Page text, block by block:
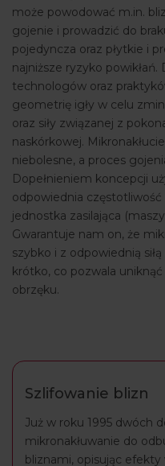
może powodować m.in.
gojenie i prowadzić do
pojedyncza oraz płytkie i
najniższe ryzyko
technologów oraz
geometrię igły w celu
oraz siły związanej z
naskórkowej.
niebolesne, a proces
Dopełnieniem koncepcji
odpowiednia częstotliwość
jednostka zasilająca
Gwarantuje nam on, że
szybko i z odpowiednią
krótko, co pozwala
obrzęku.
Szlifowanie blizn
Już w roku 1995 dwóch
mikronakłuwanie do
bliznami, opisując